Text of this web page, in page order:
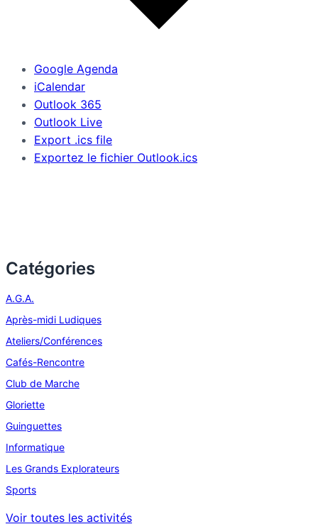
Google Agenda
iCalendar
Outlook 365
Outlook Live
Export .ics file
Exportez le fichier Outlook.ics
Catégories
A.G.A.
Après-midi Ludiques
Ateliers/Conférences
Cafés-Rencontre
Club de Marche
Gloriette
Guinguettes
Informatique
Les Grands Explorateurs
Sports
Voir toutes les activités